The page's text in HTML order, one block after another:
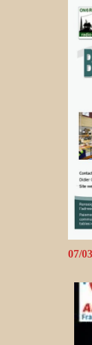
07/